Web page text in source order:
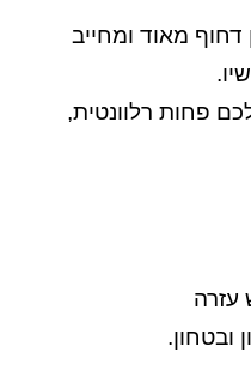
דחוף מאוד ומחייב
פחות רלוונטית,